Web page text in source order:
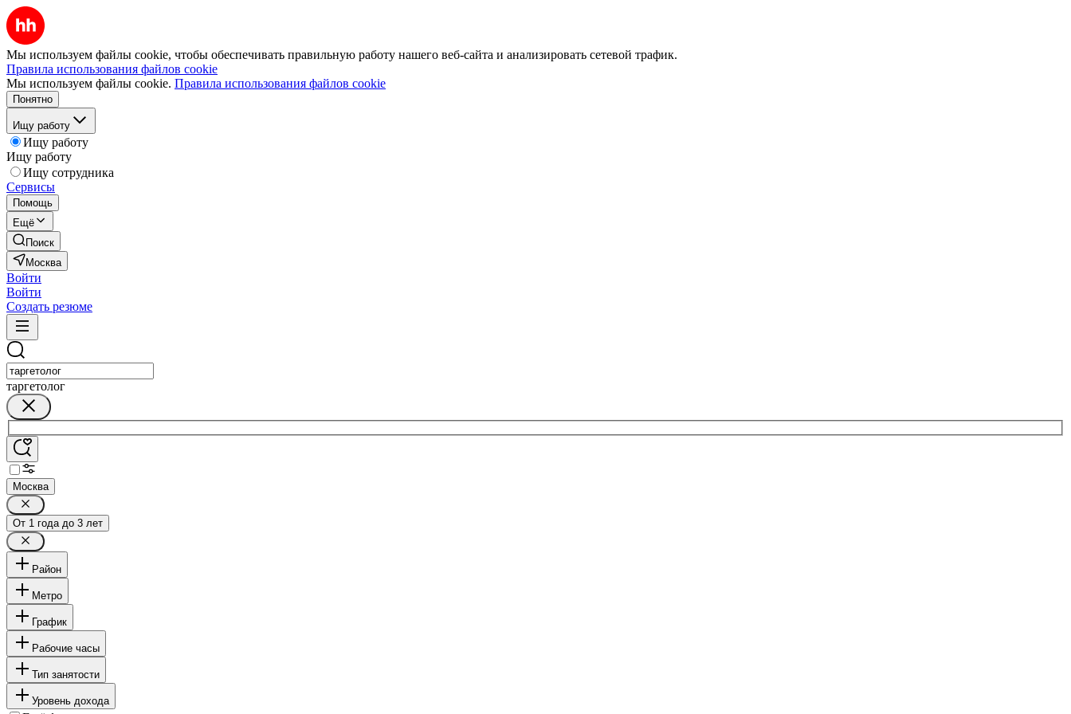
Мы используем файлы cookie, чтобы обеспечивать правильную работу нашего веб-сайта и анализировать сетевой трафик.
Правила использования файлов cookie
Мы используем файлы cookie. Правила использования файлов cookie
Понятно
Ищу работу
Ищу работу
Ищу работу
Ищу сотрудника
Сервисы
Помощь
Ещё
Поиск
Москва
Войти
Войти
Создать резюме
таргетолог
Москва
От 1 года до 3 лет
Район
Метро
График
Рабочие часы
Тип занятости
Уровень дохода